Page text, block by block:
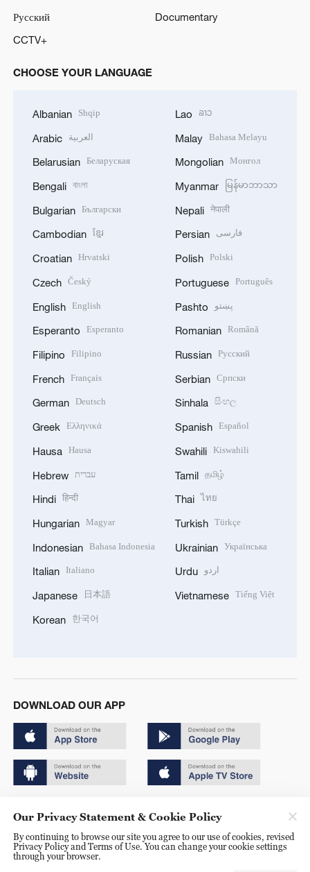
Русский
Documentary
CCTV+
CHOOSE YOUR LANGUAGE
Albanian Shqip
Arabic العربية
Belarusian Беларуская
Bengali বাংলা
Bulgarian Български
Cambodian ខ្មែរ
Croatian Hrvatski
Czech Český
English English
Esperanto Esperanto
Filipino Filipino
French Français
German Deutsch
Greek Ελληνικά
Hausa Hausa
Hebrew עברית
Hindi हिन्दी
Hungarian Magyar
Indonesian Bahasa Indonesia
Italian Italiano
Japanese 日本語
Korean 한국어
Lao ລາວ
Malay Bahasa Melayu
Mongolian Монгол
Myanmar မြန်မာဘာသာ
Nepali नेपाली
Persian فارسی
Polish Polski
Portuguese Português
Pashto پښتو
Romanian Română
Russian Русский
Serbian Српски
Sinhala සිංහල
Spanish Español
Swahili Kiswahili
Tamil தமிழ்
Thai ไทย
Turkish Türkçe
Ukrainian Українська
Urdu اردو
Vietnamese Tiếng Việt
DOWNLOAD OUR APP
京ICP备20000184号
京公网安备 11010502050052号
Our Privacy Statement & Cookie Policy
By continuing to browse our site you agree to our use of cookies, revised
Privacy Policy and Terms of Use. You can change your cookie settings
through your browser.